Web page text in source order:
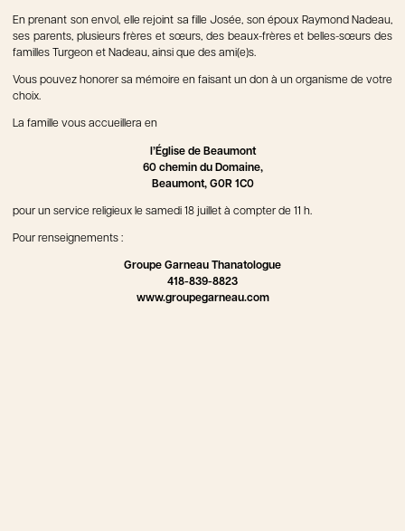
En prenant son envol, elle rejoint sa fille Josée, son époux Raymond Nadeau,
ses parents, plusieurs frères et sœurs, des beaux-frères et belles-sœurs des
familles Turgeon et Nadeau, ainsi que des ami(e)s.
Vous pouvez honorer sa mémoire en faisant un don à un organisme de votre
choix.
La famille vous accueillera en
l’Église de Beaumont
60 chemin du Domaine,
Beaumont, G0R 1C0
pour un service religieux le samedi 18 juillet à compter de 11 h.
Pour renseignements :
Groupe Garneau Thanatologue
418-839-8823
www.groupegarneau.com